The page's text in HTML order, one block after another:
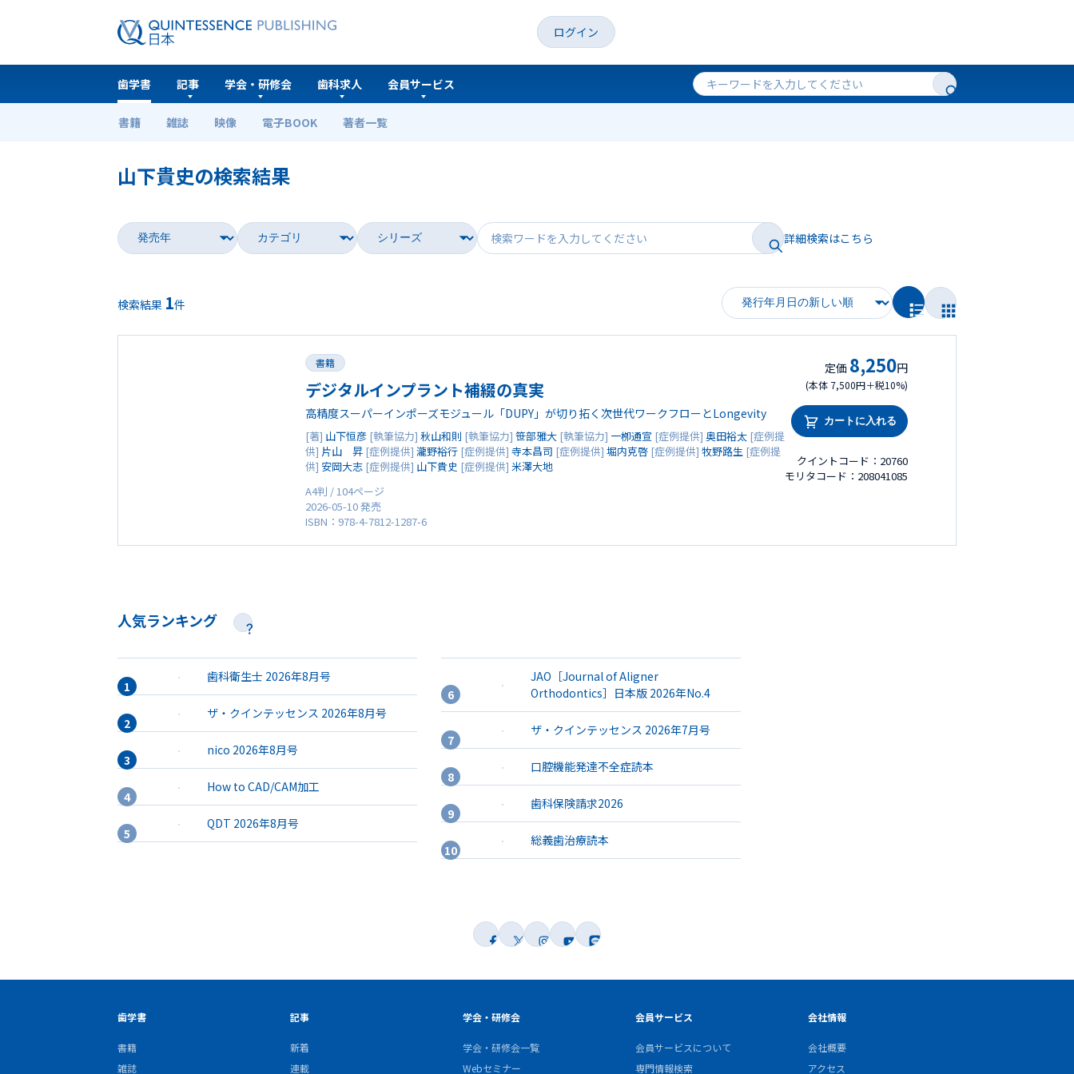
ログイン
歯学書
書籍 雑誌 映像 電子BOOK 著者一覧
記事 学会・研修会 歯科求人 会員サービス
ホーム 歯学書
山下貴史の検索結果
詳細検索はこちら
検索結果 1件
書籍
デジタルインプラント補綴の真実
高精度スーパーインポーズモジュール「DUPY」が切り拓く次世代ワークフローとLongevity
[著] 山下恒彦 [執筆協力] 秋山和則 [執筆協力] 笹部雅大 [執筆協力] 一栁通宣 [症例提供] 奥田裕太 [症例提
供] 片山 昇 [症例提供] 瀧野裕行 [症例提供] 寺本昌司 [症例提供] 堀内克啓 [症例提供] 牧野路生 [症例提
供] 安岡大志 [症例提供] 山下貴史 [症例提供] 米澤大地
A4判 / 104ページ
2026-05-10 発売
ISBN：978-4-7812-1287-6
定価 8,250円
(本体 7,500円＋税10%)
カートに入れる
クイントコード：20760
モリタコード：208041085
人気ランキング
歯科衛生士 2026年8月号
ザ・クインテッセンス 2026年8月号
nico 2026年8月号
How to CAD/CAM加工
QDT 2026年8月号
JAO［Journal of Aligner
Orthodontics］日本版 2026年No.4
ザ・クインテッセンス 2026年7月号
口腔機能発達不全症読本
歯科保険請求2026
総義歯治療読本
歯学書
書籍
雑誌
記事
新着
連載
学会・研修会
学会・研修会一覧
Webセミナー
会員サービス
会員サービスについて
専門情報検索
会社情報
会社概要
アクセス